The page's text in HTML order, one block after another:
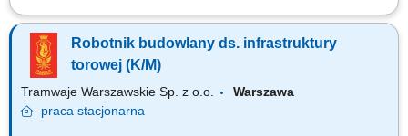
Realizacja prac montażowych przy wznoszeniu przegród pionowych i
poziomych z systemów K-G na terenie nowoczesnego wieżowca.
Okładanie stelaży płytami gipsowymi oraz wykonywanie pełnej obróbki
gipsiarskiej i wykończeniowej. Zapewnienie należytej jakości
szpachlowania połączeń na...
Robotnik budowlany ds. infrastruktury
torowej (K/M)
Tramwaje Warszawskie Sp. z o.o.
Warszawa
praca stacjonarna